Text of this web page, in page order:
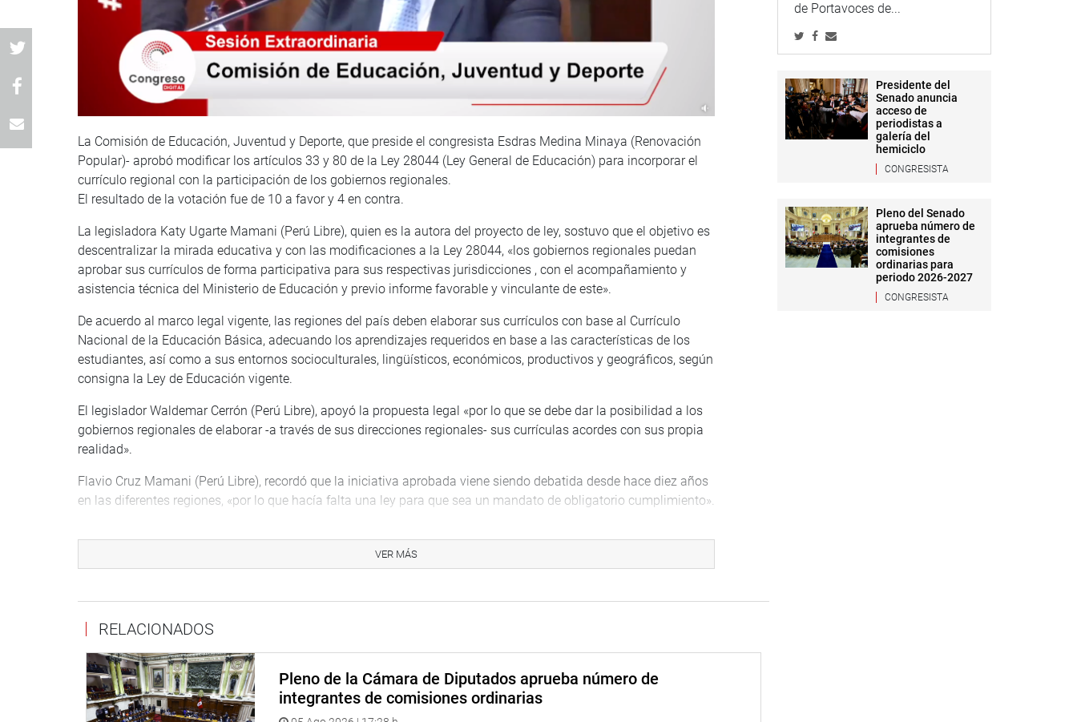
La Comisión de Educación, Juventud y Deporte, que preside el congresista Esdras Medina Minaya (Renovación
Popular)- aprobó modificar los artículos 33 y 80 de la Ley 28044 (Ley General de Educación) para incorporar el
currículo regional con la participación de los gobiernos regionales.
El resultado de la votación fue de 10 a favor y 4 en contra.
La legisladora Katy Ugarte Mamani (Perú Libre), quien es la autora del proyecto de ley, sostuvo que el objetivo es
descentralizar la mirada educativa y con las modificaciones a la Ley 28044, «los gobiernos regionales puedan
aprobar sus currículos de forma participativa para sus respectivas jurisdicciones , con el acompañamiento y
asistencia técnica del Ministerio de Educación y previo informe favorable y vinculante de este».
De acuerdo al marco legal vigente, las regiones del país deben elaborar sus currículos con base al Currículo
Nacional de la Educación Básica, adecuando los aprendizajes requeridos en base a las características de los
estudiantes, así como a sus entornos socioculturales, lingüísticos, económicos, productivos y geográficos, según
consigna la Ley de Educación vigente.
El legislador Waldemar Cerrón (Perú Libre), apoyó la propuesta legal «por lo que se debe dar la posibilidad a los
gobiernos regionales de elaborar -a través de sus direcciones regionales- sus currículas acordes con sus propia
realidad».
Flavio Cruz Mamani (Perú Libre), recordó que la iniciativa aprobada viene siendo debatida desde hace diez años
en las diferentes regiones, «por lo que hacía falta una ley para que sea un mandato de obligatorio cumplimiento».
responsabilidad en el planteamiento de la currícula educativa.» Cada región debe exaltar sus fortalezas, sus
héroes, su historia, en determinadas materias sin que deje se ser el MINEDU el ente rector»,dijo.
Por su parte, la congresista Tania Estéfani Ramírez (Fuerza Popular), explicó su voto en contra de la propuesta
legal porque existe el peligro de «dejar que cada gobierno regional proponga su curricula educativa. Podría
OFICINA DE COMUNICACIONES
VER MÁS
RELACIONADOS
Pleno de la Cámara de Diputados aprueba número de
integrantes de comisiones ordinarias
de Portavoces de...
Presidente del
Senado anuncia
acceso de
periodistas a
galería del
hemiciclo
CONGRESISTA
Pleno del Senado
aprueba número de
integrantes de
comisiones
ordinarias para
periodo 2026-2027
CONGRESISTA